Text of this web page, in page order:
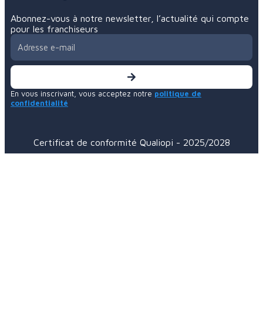
Abonnez-vous à notre newsletter, l’actualité qui compte
pour les franchiseurs
En vous inscrivant, vous acceptez notre politique de
confidentialité
Certificat de conformité Qualiopi - 2025/2028